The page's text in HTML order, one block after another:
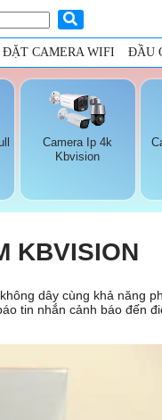
ĐẶT CAMERA WIFI ĐẦU
Camera Ip 4k
Kbvision
KBVISION
dây cùng khả năng
tin nhắn cảnh báo đến